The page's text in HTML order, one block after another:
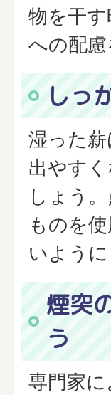
物を干
への配慮
しっ
湿った
出やす
しょう
ものを
いように
煙突
う
専門家